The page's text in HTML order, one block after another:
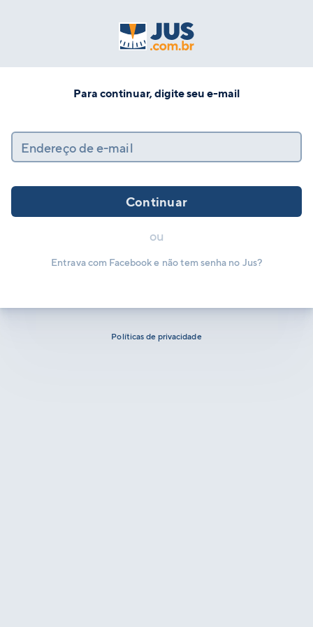
Para continuar, digite seu e-mail
Endereço de e-mail
Continuar
ou
Entrava com Facebook e não tem senha no Jus?
Políticas de privacidade